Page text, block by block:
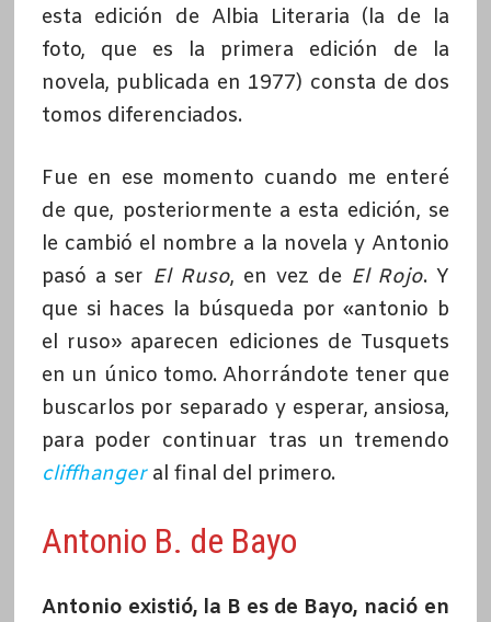
esta edición de Albia Literaria (la de la
foto, que es la primera edición de la
novela, publicada en 1977) consta de dos
tomos diferenciados.
Fue en ese momento cuando me enteré
de que, posteriormente a esta edición, se
le cambió el nombre a la novela y Antonio
pasó a ser El Ruso, en vez de El Rojo. Y
que si haces la búsqueda por «antonio b
el ruso» aparecen ediciones de Tusquets
en un único tomo. Ahorrándote tener que
buscarlos por separado y esperar, ansiosa,
para poder continuar tras un tremendo
cliffhangeral final del primero.
Antonio B. de Bayo
Antonio existió, la B es de Bayo, nació en